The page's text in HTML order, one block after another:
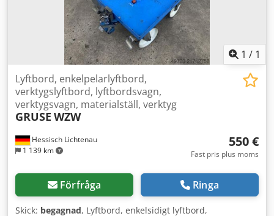
1 / 1
Hessisch Lichtenau
1 139 km
Lyftbord, enkelpelarlyftbord,
verktygslyftbord, lyftbordsvagn,
verktygsvagn, materialställ, verktyg
GRUSE WZW
550 €
Fast pris plus moms
Förfråga Ringa
Skick: begagnad, Lyftbord, enkelsidigt lyftbord,